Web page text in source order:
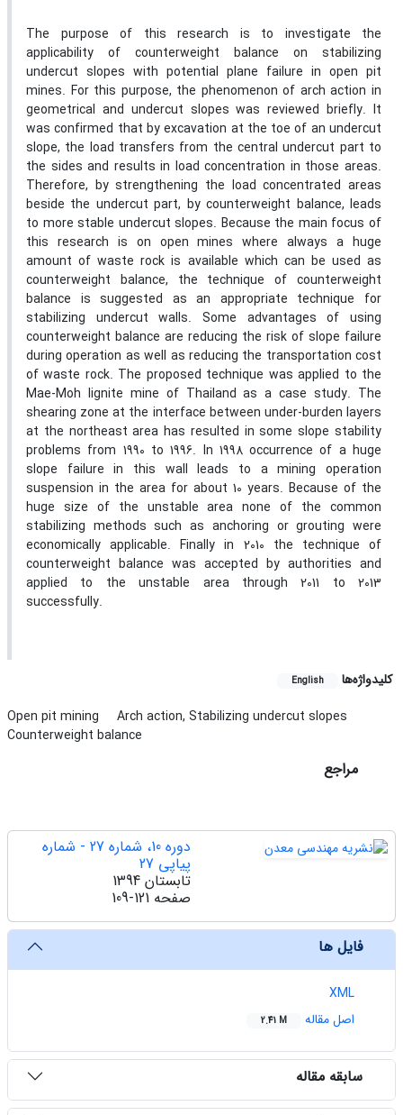
The purpose of this research is to investigate the
applicability of counterweight balance on stabilizing
undercut slopes with potential plane failure in open pit
mines. For this purpose, the phenomenon of arch action in
geometrical and undercut slopes was reviewed briefly. It
was confirmed that by excavation at the toe of an undercut
slope, the load transfers from the central undercut part to
the sides and results in load concentration in those areas.
Therefore, by strengthening the load concentrated areas
beside the undercut part, by counterweight balance, leads
to more stable undercut slopes. Because the main focus of
this research is on open mines where always a huge
amount of waste rock is available which can be used as
counterweight balance, the technique of counterweight
balance is suggested as an appropriate technique for
stabilizing undercut walls. Some advantages of using
counterweight balance are reducing the risk of slope failure
during operation as well as reducing the transportation cost
of waste rock. The proposed technique was applied to the
Mae-Moh lignite mine of Thailand as a case study. The
shearing zone at the interface between under-burden layers
at the northeast area has resulted in some slope stability
problems from 1990 to 1996. In 1998 occurrence of a huge
slope failure in this wall leads to a mining operation
suspension in the area for about 10 years. Because of the
huge size of the unstable area none of the common
stabilizing methods such as anchoring or grouting were
economically applicable. Finally in 2010 the technique of
counterweight balance was accepted by authorities and
applied to the unstable area through 2011 to 2013
successfully.
کلیدواژه‌ها English
Open pit mining
Arch action, Stabilizing undercut slopes
Counterweight balance
مراجع
دوره 10، شماره 27 - شماره
پیاپی 27
تابستان 1394
صفحه 109-121
فایل ها
XML
اصل مقاله
2.41 M
سابقه مقاله